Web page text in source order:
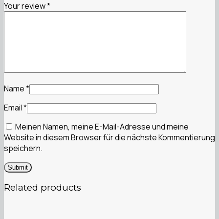
Your review*
Name*
Email*
Meinen Namen, meine E-Mail-Adresse und meine
Website in diesem Browser für die nächste Kommentierung
speichern.
Related products